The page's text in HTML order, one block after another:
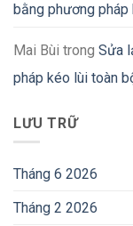
bằng phương
Mai Bùi trong Sửa
pháp kéo lùi toàn
LƯU TRỮ
Tháng 6 2026
Tháng 2 2026